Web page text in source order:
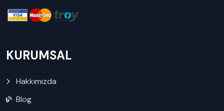
KURUMSAL
Hakkımızda
Blog